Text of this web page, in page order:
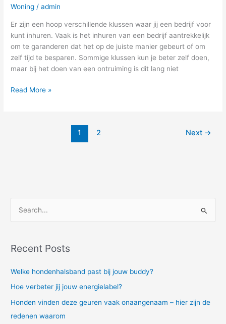
Woning /admin
Er zijn een hoop verschillende klussen waar jij een bedrijf voor
kunt inhuren. Vaak is het inhuren van een bedrijf aantrekkelijk
om te garanderen dat het op de juiste manier gebeurt of om
zelf tijd te besparen. Sommige klussen kun je beter zelf doen,
maar bij het doen van een ontruiming is dit lang niet
Read More »
1 2 Next →
r
o
r
Recent Posts
Welke hondenhalsband past bij jouw buddy?
Hoe verbeter jij jouw energielabel?
Honden vinden deze geuren vaak onaangenaam – hier zijn de
redenen waarom